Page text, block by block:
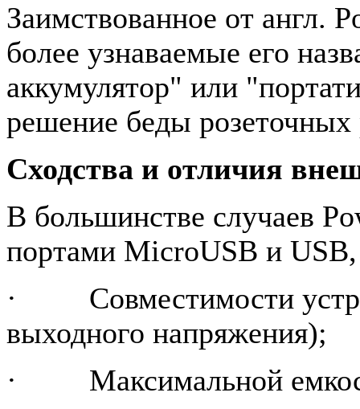
Заимствованное от англ.
более узнаваемые его
аккумулятор" или
решение беды розеточных
Сходства и отличия
В большинстве случаев
портами MicroUSB и
· Совместимости
выходного напряжения);
· Максимальной